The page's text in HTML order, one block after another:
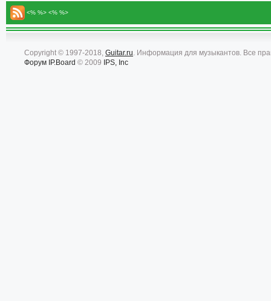
<% %> <% %>
Copyright © 1997-2018, Guitar.ru. Информация для музыкантов. Все
Форум IP.Board © 2009 IPS, Inc